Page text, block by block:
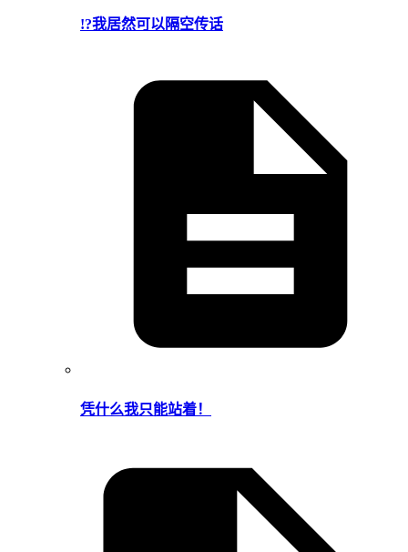
!?我居然可以隔空传话
凭什么我只能站着！